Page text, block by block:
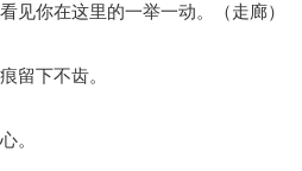
见你在这里的一举一动。（走廊）
留下不齿。
。